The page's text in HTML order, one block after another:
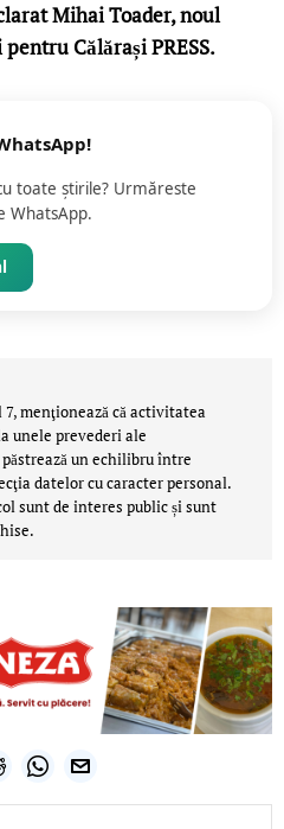
Mihai Toader, noul
Călărași PRESS.
toate știrile? Urmăreste
WhatsApp.
menţionează că activitatea
unele prevederi ale
păstrează un echilibru între
datelor cu caracter personal.
sunt de interes public și sunt